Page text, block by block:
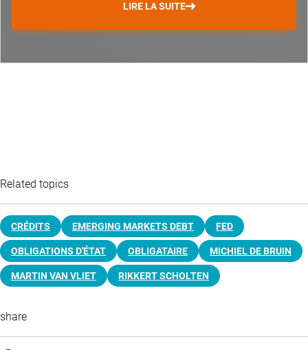
LIRE LA SUITE
Related topics
CRÉDITS EMERGING MARKETS DEBT FED
OBLIGATIONS D'ÉTAT OBLIGATAIRE MICHIEL DE BRUIN
MARTIN VAN VLIET RIKKERT SCHOLTEN
share